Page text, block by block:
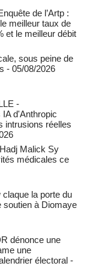
de l’Artp :
meilleur taux de
et le meilleur débit
sous peine de
- 05/08/2026
-
d'Anthropic
intrusions réelles
Malick Sy
médicales ce
claque la porte du
soutien à Diomaye
dénonce une
une
électoral -